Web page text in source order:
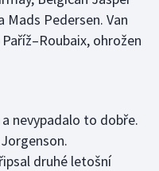
Pedersen. Van
ohrožen
nevypadalo to dobře.
druhé letošní